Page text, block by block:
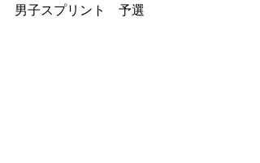
男子スプリント　予選